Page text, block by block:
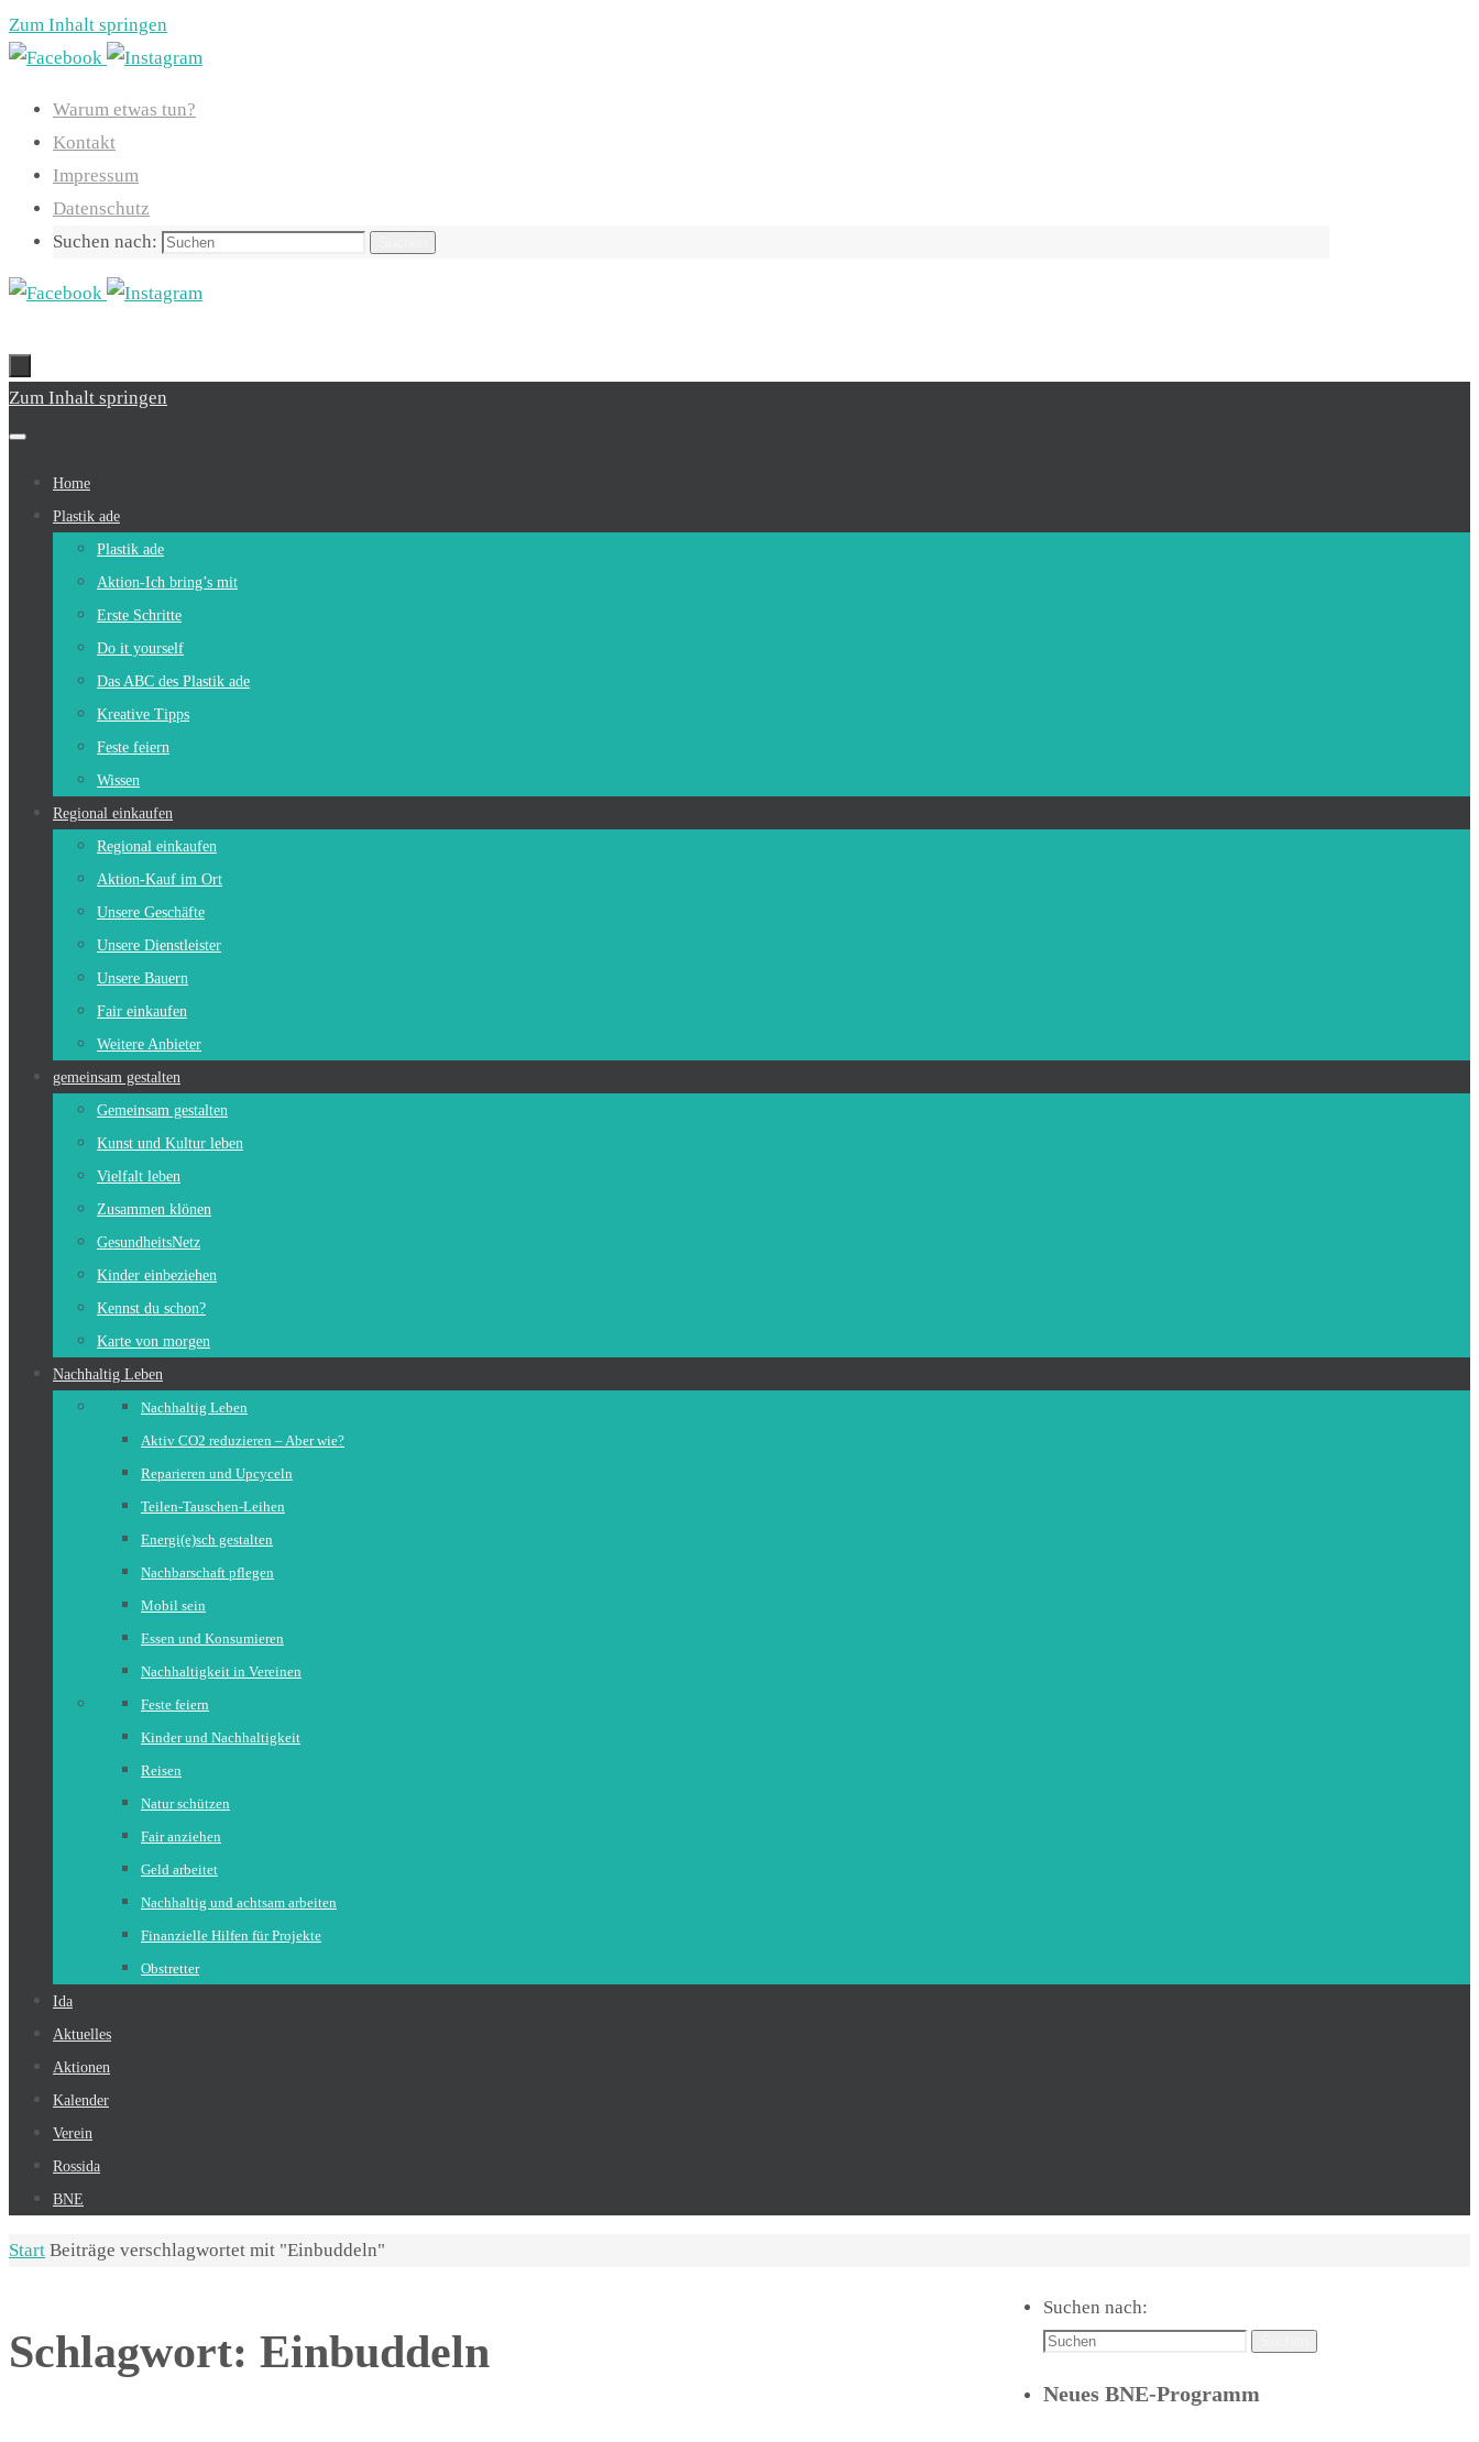
Zum Inhalt springen
Warum etwas tun?
Kontakt
Impressum
Datenschutz
Suchen nach:
Zum Inhalt springen
Home
Plastik ade
Plastik ade
Aktion-Ich bring’s mit
Erste Schritte
Do it yourself
Das ABC des Plastik ade
Kreative Tipps
Feste feiern
Wissen
Regional einkaufen
Regional einkaufen
Aktion-Kauf im Ort
Unsere Geschäfte
Unsere Dienstleister
Unsere Bauern
Fair einkaufen
Weitere Anbieter
gemeinsam gestalten
Gemeinsam gestalten
Kunst und Kultur leben
Vielfalt leben
Zusammen klönen
GesundheitsNetz
Kinder einbeziehen
Kennst du schon?
Karte von morgen
Nachhaltig Leben
Nachhaltig Leben
Aktiv CO2 reduzieren – Aber wie?
Reparieren und Upcyceln
Teilen-Tauschen-Leihen
Energi(e)sch gestalten
Nachbarschaft pflegen
Mobil sein
Essen und Konsumieren
Nachhaltigkeit in Vereinen
Feste feiern
Kinder und Nachhaltigkeit
Reisen
Natur schützen
Fair anziehen
Geld arbeitet
Nachhaltig und achtsam arbeiten
Finanzielle Hilfen für Projekte
Obstretter
Ida
Aktuelles
Aktionen
Kalender
Verein
Rossida
BNE
Start Beiträge verschlagwortet mit "Einbuddeln"
Schlagwort: Einbuddeln
Suchen nach:
Neues BNE-Programm